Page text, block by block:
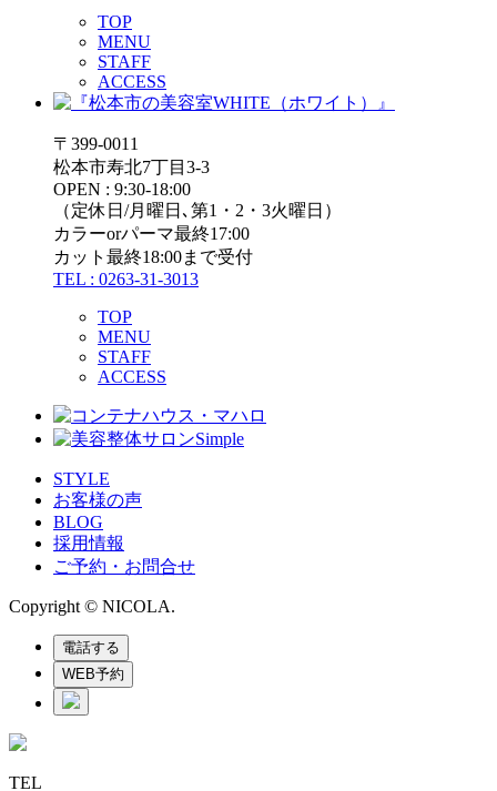
TOP
MENU
STAFF
ACCESS
〒399-0011
松本市寿北7丁目3-3
OPEN : 9:30-18:00
（定休日/月曜日､第1・2・3火曜日）
カラーorパーマ最終17:00
カット最終18:00まで受付
TEL : 0263-31-3013
TOP
MENU
STAFF
ACCESS
STYLE
お客様の声
BLOG
採用情報
ご予約・お問合せ
Copyright © NICOLA.
電話する
WEB予約
TEL